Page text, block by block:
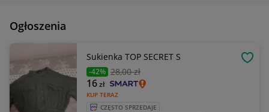
Ogłoszenia
Sukienka TOP SECRET S
-42% 28,00 zł
KUP TERAZ
16zł
CZĘSTO SPRZEDAJE